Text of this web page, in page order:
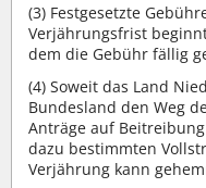
(3) Festgesetzte
Verjährungsfrist
dem die Gebühr fällig
(4) Soweit das Land
Bundesland den Weg
Anträge auf
dazu bestimmten
Verjährung kann